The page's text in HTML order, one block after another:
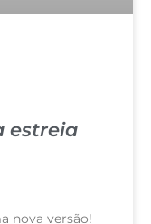
estreia
nova versão!